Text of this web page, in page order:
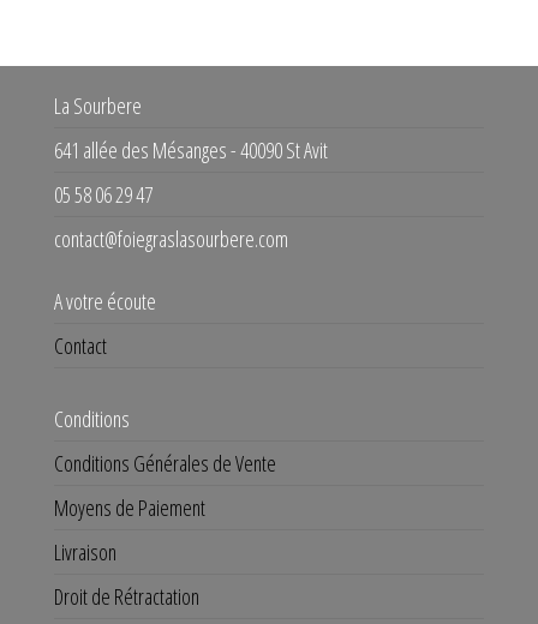
La Sourbere
641 allée des Mésanges - 40090 St Avit
05 58 06 29 47
contact@foiegraslasourbere.com
A votre écoute
Contact
Conditions
Conditions Générales de Vente
Moyens de Paiement
Livraison
Droit de Rétractation